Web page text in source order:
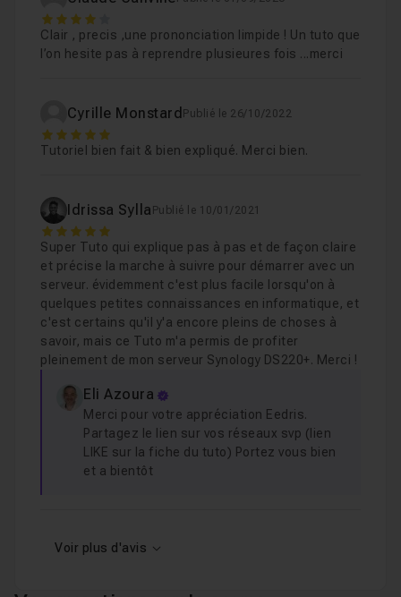
faire et de l'installer. Vous gagnerez en confort, en
sécurité et en productivité.
durs de 3 To, mais la logique reste la même pour les
autres produits de la gamme
Leçon 9
Leçon 11 Faire des copies vers et depuis le serveur
Leçon 12 Connexion au serveur à distance
Leçon 13
4
Clair , precis ,une prononciation limpide ! Un tuto que
l’on hesite pas à reprendre plusieures fois ...merci
Cyrille Monstard Publié le 26/10/2022
5
Tutoriel bien fait & bien expliqué. Merci bien.
Idrissa Sylla Publié le 10/01/2021
5
Super Tuto qui explique pas à pas et de façon claire
et précise la marche à suivre pour démarrer avec un
serveur. évidemment c'est plus facile lorsqu'on à
quelques petites connaissances en informatique, et
c'est certains qu'il y'a encore pleins de choses à
savoir, mais ce Tuto m'a permis de profiter
pleinement de mon serveur Synology DS220+. Merci !
Eli Azoura
Merci pour votre appréciation Eedris.
Partagez le lien sur vos réseaux svp (lien
LIKE sur la fiche du tuto) Portez vous bien
et a bientôt
Voir plus d'avis